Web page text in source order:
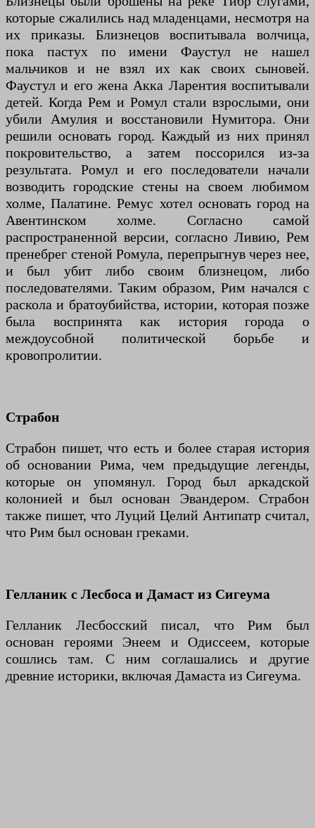
которые сжалились над младенцами, несмотря на
их приказы. Близнецов воспитывала волчица,
пока пастух по имени Фаустул не нашел
мальчиков и не взял их как своих сыновей.
Фаустул и его жена Акка Ларентия воспитывали
детей. Когда Рем и Ромул стали взрослыми, они
убили Амулия и восстановили Нумитора. Они
решили основать город. Каждый из них принял
покровительство, а затем поссорился из-за
результата. Ромул и его последователи начали
возводить городские стены на своем любимом
холме, Палатине. Ремус хотел основать город на
Авентинском холме. Согласно самой
распространенной версии, согласно Ливию, Рем
пренебрег стеной Ромула, перепрыгнув через нее,
и был убит либо своим близнецом, либо
последователями. Таким образом, Рим начался с
раскола и братоубийства, истории, которая позже
была воспринята как история города о
междоусобной политической борьбе и
кровопролитии.
Страбон
Страбон пишет, что есть и более старая история
об основании Рима, чем предыдущие легенды,
которые он упомянул. Город был аркадской
колонией и был основан Эвандером. Страбон
также пишет, что Луций Целий Антипатр считал,
что Рим был основан греками.
Гелланик с Лесбоса и Дамаст из Сигеума
Гелланик Лесбосский писал, что Рим был
основан героями Энеем и Одиссеем, которые
сошлись там. С ним соглашались и другие
древние историки, включая Дамаста из Сигеума.